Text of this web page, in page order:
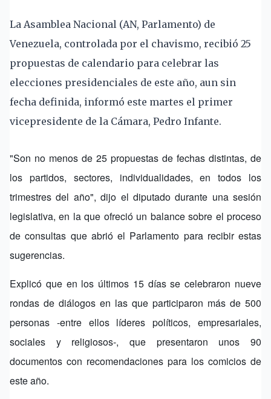
La Asamblea Nacional (AN, Parlamento) de
Venezuela, controlada por el chavismo, recibió 25
propuestas de calendario para celebrar las
elecciones presidenciales de este año, aun sin
fecha definida, informó este martes el primer
vicepresidente de la Cámara, Pedro Infante.
"Son no menos de 25 propuestas de fechas distintas, de
los partidos, sectores, individualidades, en todos los
trimestres del año", dijo el diputado durante una sesión
legislativa, en la que ofreció un balance sobre el proceso
de consultas que abrió el Parlamento para recibir estas
sugerencias.
Explicó que en los últimos 15 días se celebraron nueve
rondas de diálogos en las que participaron más de 500
personas -entre ellos líderes políticos, empresariales,
sociales y religiosos-, que presentaron unos 90
documentos con recomendaciones para los comicios de
este año.